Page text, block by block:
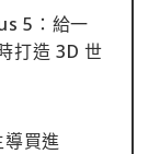
5：給一
打造 3D 世
買進